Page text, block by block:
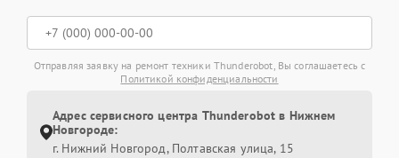
Отправляя заявку на ремонт техники Thunderobot, Вы соглашаетесь с
Политикой конфиденциальности
Адрес сервисного центра Thunderobot в Нижнем
Новгороде:
г. Нижний Новгород, Полтавская улица, 15